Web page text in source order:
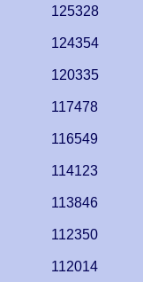
125328
124354
120335
117478
116549
114123
113846
112350
112014